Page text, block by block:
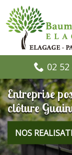
02
Entreprise
clôture
NOS